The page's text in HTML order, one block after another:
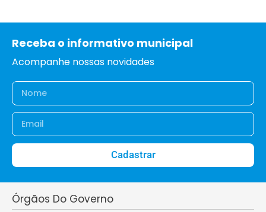
Receba o informativo municipal
Acompanhe nossas novidades
Cadastrar
Órgãos Do Governo